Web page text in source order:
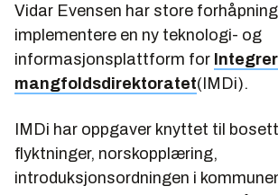
Vidar Evensen har store
implementere en ny teknologi- og
informasjonsplattform for
mangfoldsdirektoratet(IMDi).
IMDi har oppgaver knyttet til
flyktninger, norskopplæring,
introduksjonsordningen i